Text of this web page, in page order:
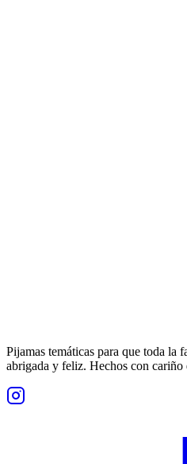
Pijamas temáticas para que toda la
abrigada y feliz. Hechos con cariño